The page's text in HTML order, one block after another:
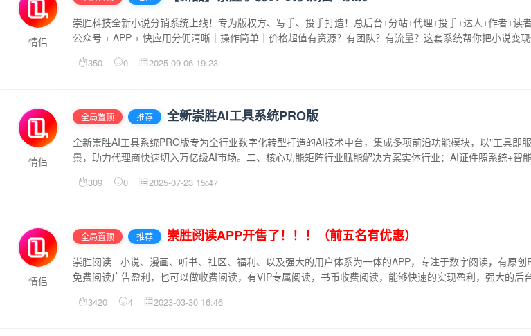
情侣
崇胜科技全新小说分销系统上线！专为版权方、写手、投手打造！总后台+分站+代理+投手+达人+作者+读
公众号 + APP + 快应用分佣清晰｜操作简单｜价格超值有资源？有团队？有流量？这套系统帮你把小说变
350 0 2025-09-06 19:23
情侣
全局置顶 推荐 全新崇胜AI工具系统PRO版
全新崇胜AI工具系统PRO版专为全行业数字化转型打造的AI技术中台，集成多项前沿功能模块，以"工具即
景，助力代理商快速切入万亿级AI市场。二、核心功能矩阵行业赋能解决方案实体行业：AI证件照系统+智
309 0 2025-07-23 15:47
情侣
全局置顶 推荐 崇胜阅读APP开售了！！！（前五名有优惠）
崇胜阅读 - 小说、漫画、听书、社区、福利、以及强大的用户体系为一体的APP，专注于数字阅读，有原
免费阅读广告盈利，也可以做收费阅读，有VIP专属阅读，书币收费阅读，能够快速的实现盈利，强大的后
3420 4 2023-03-30 16:46